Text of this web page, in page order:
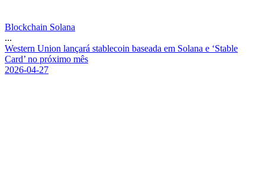
Blockchain Solana
...
Western Union lançará stablecoin baseada em Solana e ‘Stable
Card’ no próximo mês
2026-04-27